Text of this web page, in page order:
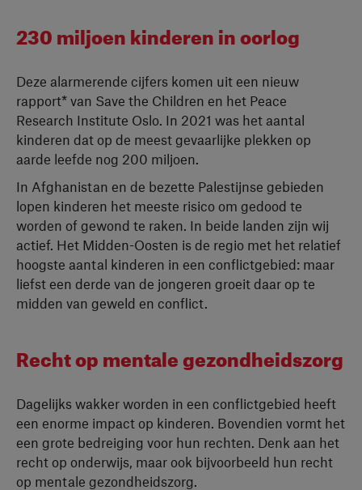
230 miljoen kinderen in oorlog
Deze alarmerende cijfers komen uit een nieuw
rapport* van Save the Children en het Peace
Research Institute Oslo. In 2021 was het aantal
kinderen dat op de meest gevaarlijke plekken op
aarde leefde nog 200 miljoen.
In Afghanistan en de bezette Palestijnse gebieden
lopen kinderen het meeste risico om gedood te
worden of gewond te raken. In beide landen zijn wij
actief. Het Midden-Oosten is de regio met het relatief
hoogste aantal kinderen in een conflictgebied: maar
liefst een derde van de jongeren groeit daar op te
midden van geweld en conflict.
Recht op mentale gezondheidszorg
Dagelijks wakker worden in een conflictgebied heeft
een enorme impact op kinderen. Bovendien vormt het
een grote bedreiging voor hun rechten. Denk aan het
recht op onderwijs, maar ook bijvoorbeeld hun recht
op mentale gezondheidszorg.